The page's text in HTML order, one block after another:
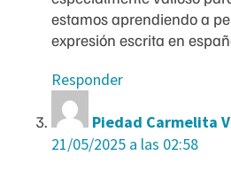
estamos aprendiendo a
expresión escrita en
Responder
Piedad Carmelita
21/05/2025 a las 02:58